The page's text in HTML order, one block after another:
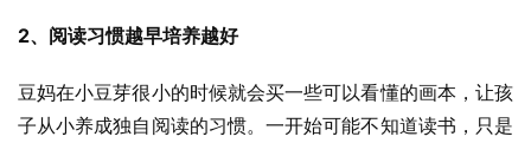
2、阅读习惯越早培养越好
豆妈在小豆芽很小的时候就会买一些可以看懂的画本，让孩
子从小养成独自阅读的习惯。一开始可能不知道读书，只是